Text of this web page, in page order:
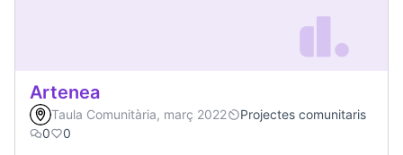
Artenea
Taula Comunitària, març 2022
Projectes comunitaris
0
0